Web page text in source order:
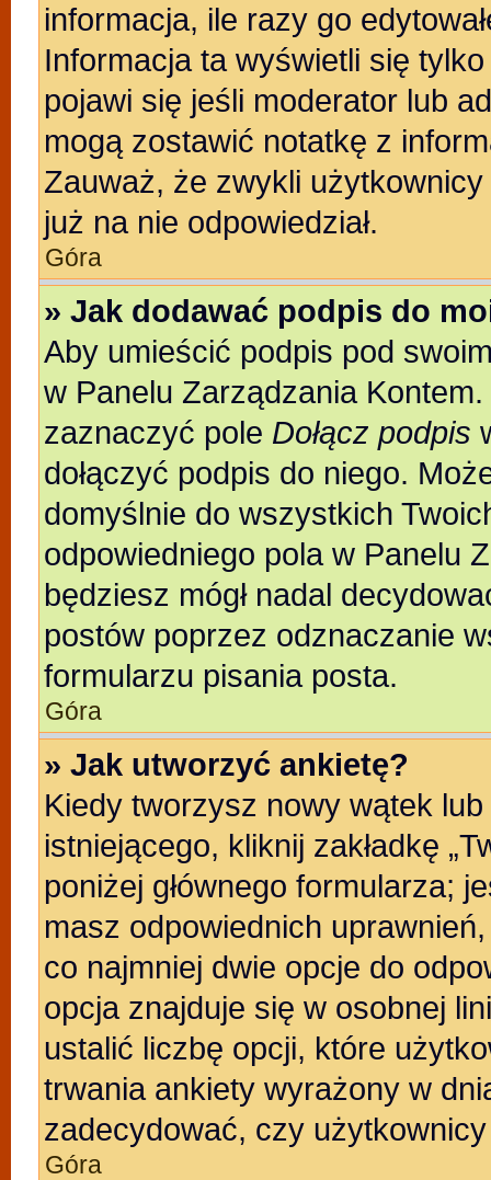
informacja, ile razy go
Informacja ta wyświetli się
pojawi się jeśli moderator lub
mogą zostawić notatkę z
Zauważ, że zwykli
już na nie odpowiedział.
Góra
» Jak dodawać podpis do
Aby umieścić podpis pod
w Panelu Zarządzania
zaznaczyć pole Dołącz podpis
dołączyć podpis do niego.
domyślnie do wszystkich
odpowiedniego pola w Panelu
będziesz mógł nadal
postów poprzez odznaczanie
formularzu pisania posta.
Góra
» Jak utworzyć ankietę?
Kiedy tworzysz nowy wątek
istniejącego, kliknij zakładkę
poniżej głównego formularza;
masz odpowiednich
co najmniej dwie opcje do
opcja znajduje się w osobnej
ustalić liczbę opcji, które
trwania ankiety wyrażony w
zadecydować, czy
Góra